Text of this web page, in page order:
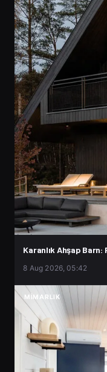
Karanlık Ahşap
8 Aug 2026, 05:42
MIMARLIK